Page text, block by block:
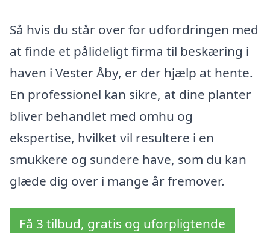
Så hvis du står over for udfordringen med
at finde et pålideligt firma til beskæring i
haven i Vester Åby, er der hjælp at hente.
En professionel kan sikre, at dine planter
bliver behandlet med omhu og
ekspertise, hvilket vil resultere i en
smukkere og sundere have, som du kan
glæde dig over i mange år fremover.
Få 3 tilbud, gratis og uforpligtende